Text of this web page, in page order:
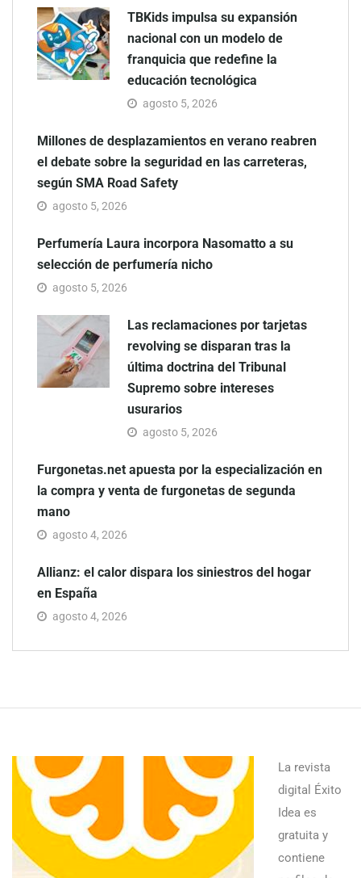
TBKids impulsa su expansión
nacional con un modelo de
franquicia que redefine la
educación tecnológica
agosto 5, 2026
Millones de desplazamientos en verano reabren
el debate sobre la seguridad en las carreteras,
según SMA Road Safety
agosto 5, 2026
Perfumería Laura incorpora Nasomatto a su
selección de perfumería nicho
agosto 5, 2026
Las reclamaciones por tarjetas
revolving se disparan tras la
última doctrina del Tribunal
Supremo sobre intereses
usurarios
agosto 5, 2026
Furgonetas.net apuesta por la especialización en
la compra y venta de furgonetas de segunda
mano
agosto 4, 2026
Allianz: el calor dispara los siniestros del hogar
en España
agosto 4, 2026
La revista
digital Éxito
Idea es
gratuita y
contiene